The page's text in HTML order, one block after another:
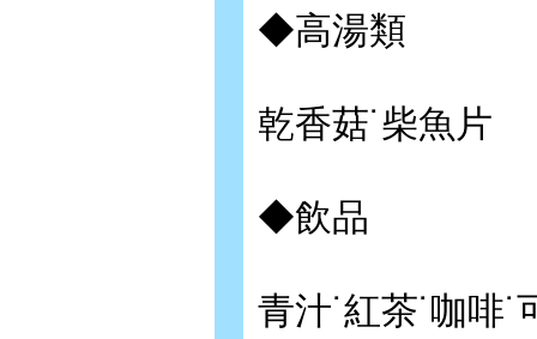
◆高湯類
乾香菇˙柴魚片
◆飲品
青汁˙紅茶˙咖啡˙